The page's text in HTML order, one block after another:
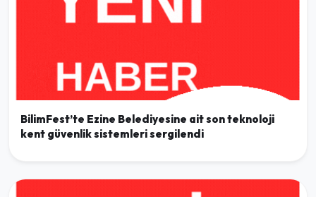
BilimFest’te Ezine Belediyesine ait son teknoloji
kent güvenlik sistemleri sergilendi